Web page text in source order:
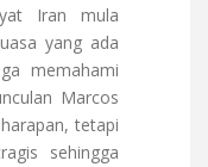
Iran mula
yang ada
memahami
Marcos
tetapi
sehingga